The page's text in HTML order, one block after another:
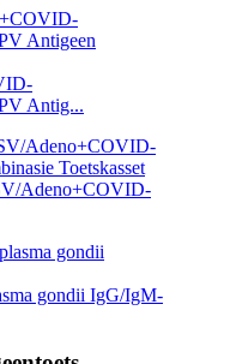
Antig...
Adeno+COVID-
gondii IgG/IgM-